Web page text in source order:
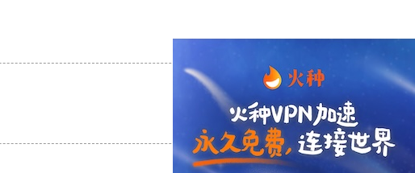
支持 [0] 反对 [0]